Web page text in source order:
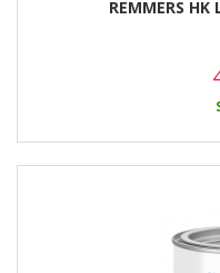
REMMERS HK